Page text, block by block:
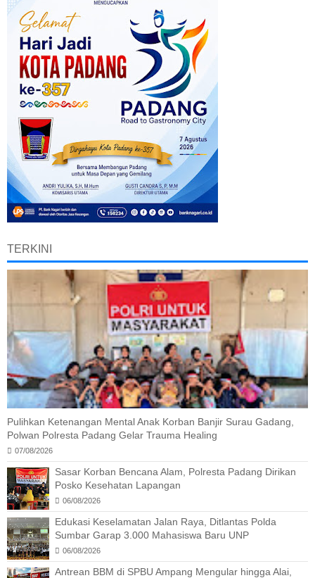
TERKINI
Pulihkan Ketenangan Mental Anak Korban Banjir Surau Gadang,
Polwan Polresta Padang Gelar Trauma Healing
07/08/2026
Sasar Korban Bencana Alam, Polresta Padang Dirikan
Posko Kesehatan Lapangan
06/08/2026
Edukasi Keselamatan Jalan Raya, Ditlantas Polda
Sumbar Garap 3.000 Mahasiswa Baru UNP
06/08/2026
Antrean BBM di SPBU Ampang Mengular hingga Alai,